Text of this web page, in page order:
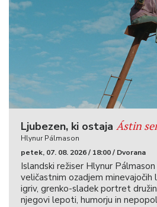
Ljubezen, ki ostaja Ástin
Hlynur Pálmason
petek, 07. 08. 2026 / 18:00 / Dvorana
Islandski režiser Hlynur
veličastnim ozadjem minevajočih
igriv, grenko-sladek portret
njegovi lepoti, humorju in